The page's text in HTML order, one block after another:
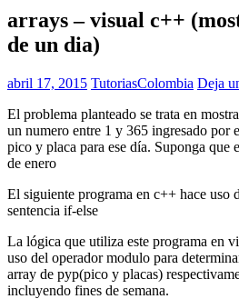
arrays – visual c++
de un dia)
abril 17, 2015 TutoriasColombia Deja
El problema planteado se trata en
un numero entre 1 y 365 ingresado por
pico y placa para ese día. Suponga que
de enero
El siguiente programa en c++ hace uso
sentencia if-else
La lógica que utiliza este programa en
uso del operador modulo para
array de pyp(pico y placas)
incluyendo fines de semana.